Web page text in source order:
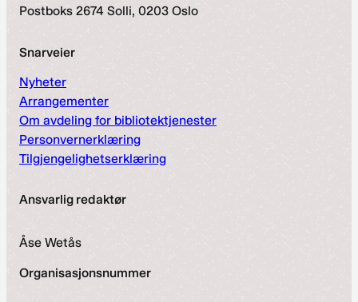
Postboks 2674 Solli, 0203 Oslo
Snarveier
Nyheter
Arrangementer
Om avdeling for bibliotektjenester
Personvernerklæring
Tilgjengelighetserklæring
Ansvarlig redaktør
Åse Wetås
Organisasjonsnummer